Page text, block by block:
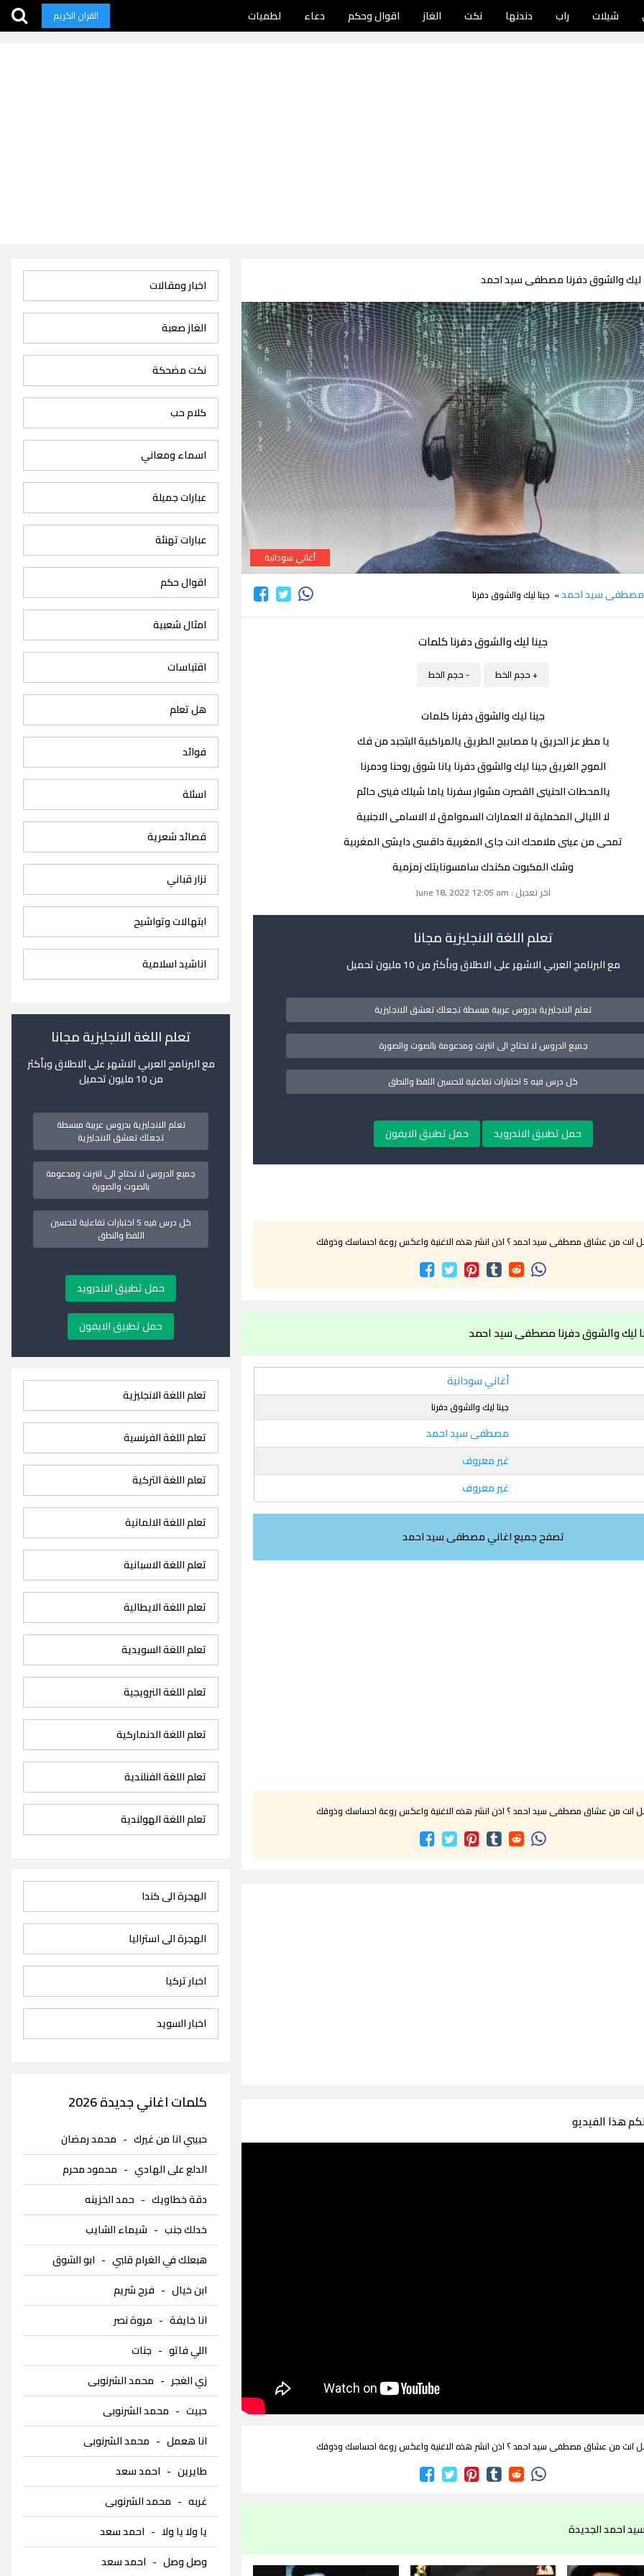
شيلات راب دندنها نكت الغاز اقوال وحكم دعاء لطميات القران الكريم
ليك والشوق دفرنا مصطفى سيد احمد
أغاني سودانية
سيد احمد» جينا ليك والشوق دفرنا
جينا ليك والشوق دفرنا كلمات
+ حجم الخط - حجم الخط
جينا ليك والشوق دفرنا كلمات
يا مطر عز الحريق يا مصابيح الطريق يالمراكبية البتجبد من فك
الموج الغريق جينا ليك والشوق دفرنا يانا شوق روحنا ودمرنا
يالمحطات الحنينى القصرت مشوار سفرنا ياما شيلك فينى حائم
لا الليالى المخملية لا العمارات السموامق لا الاسامى الاجنبية
تمحى من عينى ملامحك انت جاى المغربية داقسى دايشى المغربية
وشك المكبوت مكندك سامسونايتك زمزمية
اخر تعديل : June 18, 2022 12:05 am
تعلم اللغة الانجليزية مجانا
مع البرنامج العربي الاشهر على الاطلاق وبأكثر من 10 مليون تحميل
تعلم الانجليزية بدروس عربية مبسطة تجعلك تعشق الانجليزية
جميع الدروس لا تحتاج الى انترنت ومدعومة بالصوت والصورة
كل درس فيه 5 اختبارات تفاعلية لتحسين اللفظ والنطق
حمل تطبيق الاندرويد حمل تطبيق الايفون
انت من عشاق مصطفى سيد احمد ؟ اذن انشر هذه الاغنية واعكس روعة احساسك وذوقك
ليك والشوق دفرنا مصطفى سيد احمد
أغاني سودانية
جينا ليك والشوق دفرنا
مصطفى سيد احمد
غير معروف
غير معروف
تصفح جميع اغاني مصطفى سيد احمد
انت من عشاق مصطفى سيد احمد ؟ اذن انشر هذه الاغنية واعكس روعة احساسك وذوقك
هذا الفيديو
انت من عشاق مصطفى سيد احمد ؟ اذن انشر هذه الاغنية واعكس روعة احساسك وذوقك
احمد الجديدة
اخبار ومقالات
الغاز صعبة
نكت مضحكة
كلام حب
اسماء ومعاني
عبارات جميلة
عبارات تهنئة
اقوال حكم
امثال شعبية
اقتباسات
هل تعلم
فوائد
اسئلة
قصائد شعرية
نزار قباني
ابتهالات وتواشيح
اناشيد اسلامية
تعلم اللغة الانجليزية مجانا
مع البرنامج العربي الاشهر على الاطلاق وبأكثر
من 10 مليون تحميل
تعلم الانجليزية بدروس عربية مبسطة
تجعلك تعشق الانجليزية
جميع الدروس لا تحتاج الى انترنت ومدعومة
بالصوت والصورة
كل درس فيه 5 اختبارات تفاعلية لتحسين
اللفظ والنطق
حمل تطبيق الاندرويد
حمل تطبيق الايفون
تعلم اللغة الانجليزية
تعلم اللغة الفرنسية
تعلم اللغة التركية
تعلم اللغة الالمانية
تعلم اللغة الاسبانية
تعلم اللغة الايطالية
تعلم اللغة السويدية
تعلم اللغة النرويجية
تعلم اللغة الدنماركية
تعلم اللغة الفنلندية
تعلم اللغة الهولندية
الهجرة الى كندا
الهجرة الى استراليا
اخبار تركيا
اخبار السويد
كلمات اغاني جديدة 2026
حبيبي انا من غيرك- محمد رمضان
الدلع على الهادي- محمود محرم
دقة خطاويك- حمد الخزينه
خدلك جنب- شيماء الشايب
هبعلك في الغرام قلبي- ابو الشوق
ابن خيال- فرح شريم
انا خايفة- مروة نصر
اللي فاتو- جنات
زي الغجر - محمد الشرنوبى
حبيت- محمد الشرنوبى
انا هعمل- محمد الشرنوبى
طايرين- احمد سعد
غربه- محمد الشرنوبى
يا ولا يا ولا- احمد سعد
وصل وصل- احمد سعد